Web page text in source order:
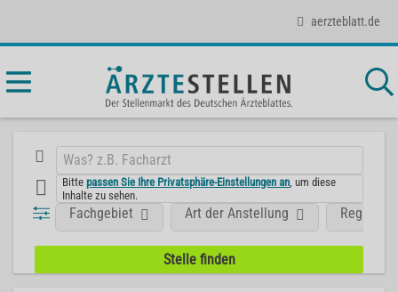
aerzteblatt.de
Bittepassen Sie Ihre Privatsphäre-Einstellungen an , um diese
Inhalte zu sehen.
Fachgebiet Art der Anstellung Region